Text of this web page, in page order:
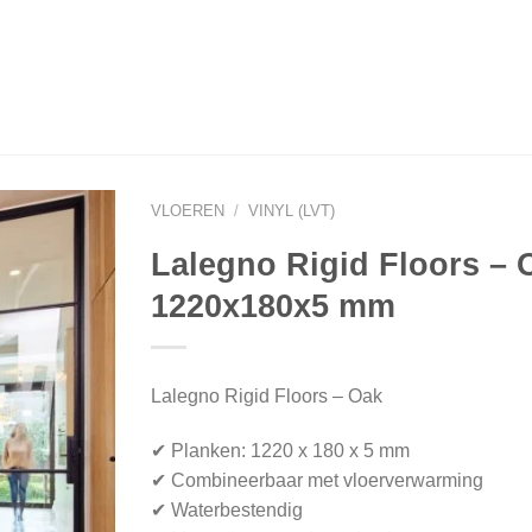
VLOEREN / VINYL (LVT)
Lalegno Rigid Floors –
1220x180x5 mm
Lalegno Rigid Floors – Oak
✔ Planken: 1220 x 180 x 5 mm
✔ Combineerbaar met vloerverwarming
✔ Waterbestendig